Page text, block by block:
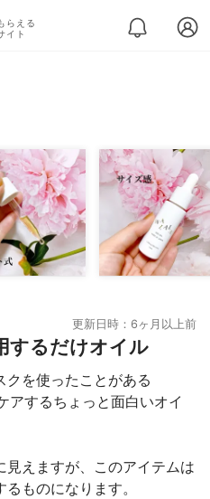
らえる
イト
更新日時：6ヶ月以上前
するだけオイル
クを使ったことがある
アするちょっと面白いオイ
えますが、このアイテムは
ものになります。